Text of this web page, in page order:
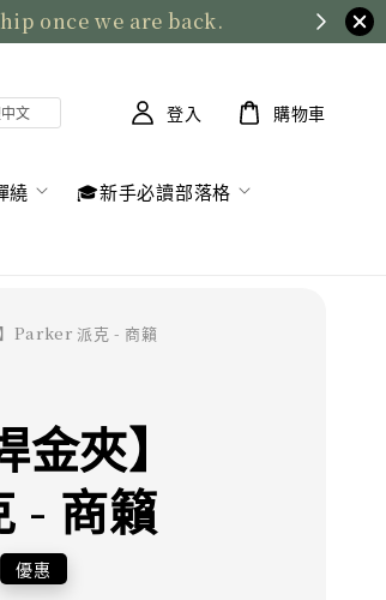
once we are back.
繞 🎓新手必讀部落格
登入 購物車
Parker 派克 - 商籟
金夾】
- 商籟
優惠